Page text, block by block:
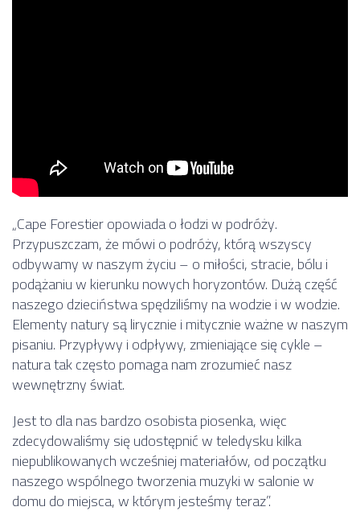
„Cape Forestier opowiada o łodzi w podróży.
Przypuszczam, że mówi o podróży, którą wszyscy
odbywamy w naszym życiu – o miłości, stracie, bólu i
podążaniu w kierunku nowych horyzontów. Dużą część
naszego dzieciństwa spędziliśmy na wodzie i w wodzie.
Elementy natury są lirycznie i mitycznie ważne w naszym
pisaniu. Przypływy i odpływy, zmieniające się cykle –
natura tak często pomaga nam zrozumieć nasz
wewnętrzny świat.
Jest to dla nas bardzo osobista piosenka, więc
zdecydowaliśmy się udostępnić w teledysku kilka
niepublikowanych wcześniej materiałów, od początku
naszego wspólnego tworzenia muzyki w salonie w
domu do miejsca, w którym jesteśmy teraz”.